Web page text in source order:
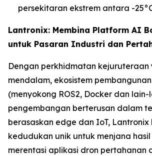
persekitaran ekstrem antara -
Lantronix: Membina Platform AI
untuk Pasaran Industri dan
Dengan perkhidmatan kejuruteraan
mendalam, ekosistem
(menyokong ROS2, Docker dan lain-
pengembangan berterusan dalam
berasaskan edge dan IoT,
kedudukan unik untuk menjana
merentasi aplikasi dron pertahanan